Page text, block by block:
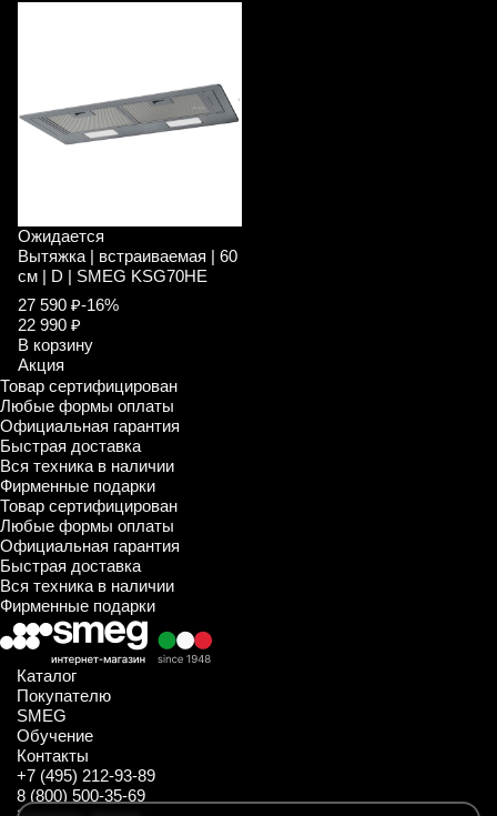
Ожидается
Вытяжка | встраиваемая | 60
см | D | SMEG KSG70HE
27 590 ₽-16%
22 990 ₽
В корзину
Акция
Товар сертифицирован
Любые формы оплаты
Официальная гарантия
Быстрая доставка
Вся техника в наличии
Фирменные подарки
Товар сертифицирован
Любые формы оплаты
Официальная гарантия
Быстрая доставка
Вся техника в наличии
Фирменные подарки
Каталог
Покупателю
SMEG
Обучение
Контакты
+7 (495) 212-93-89
8 (800) 500-35-69